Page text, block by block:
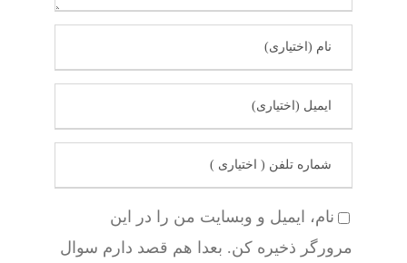
نام، ایمیل و وبسایت من را در این
مرورگر ذخیره کن. بعدا هم قصد دارم سوال